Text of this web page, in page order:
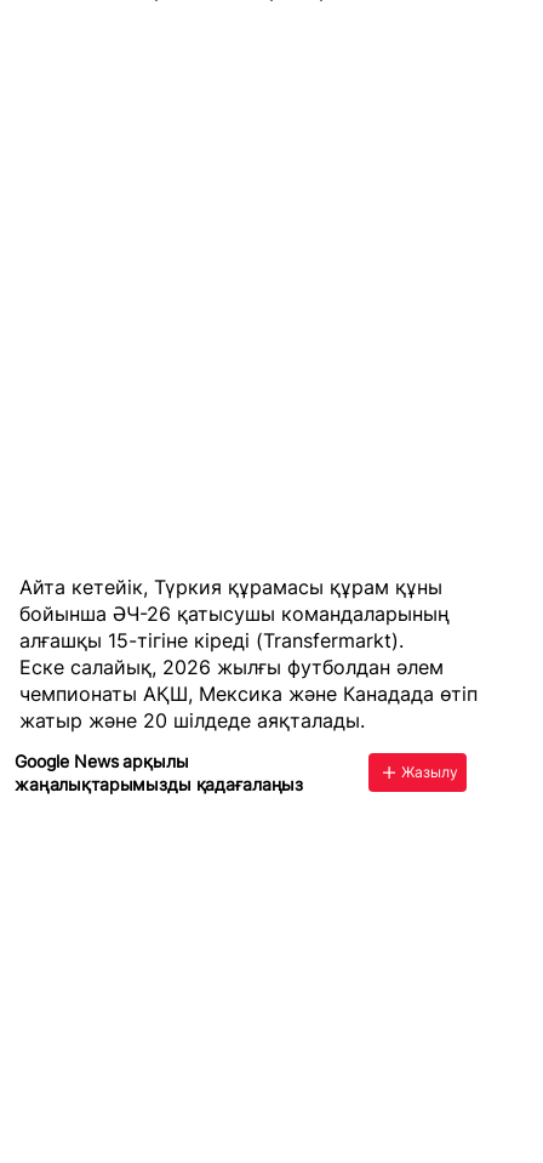
Айта кетейік, Түркия құрамасы құрам құны
бойынша ӘЧ-26 қатысушы командаларының
алғашқы 15-тігіне кіреді (Transfermarkt).
Еске салайық, 2026 жылғы футболдан әлем
чемпионаты АҚШ, Мексика және Канадада өтіп
жатыр және 20 шілдеде аяқталады.
Google News арқылы
жаңалықтарымызды қадағалаңыз
Жазылу